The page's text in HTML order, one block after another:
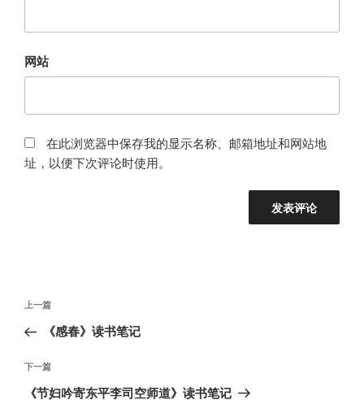
网站
在此浏览器中保存我的显示名称、邮箱地址和网站地
址，以便下次评论时使用。
文
导
航
上
一
文
章
上一篇
《感春》读书笔记
下
一
下一篇
《节妇吟寄东平李司空师道》读书笔记